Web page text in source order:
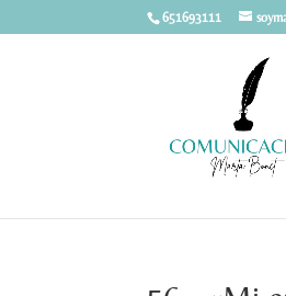
651693111